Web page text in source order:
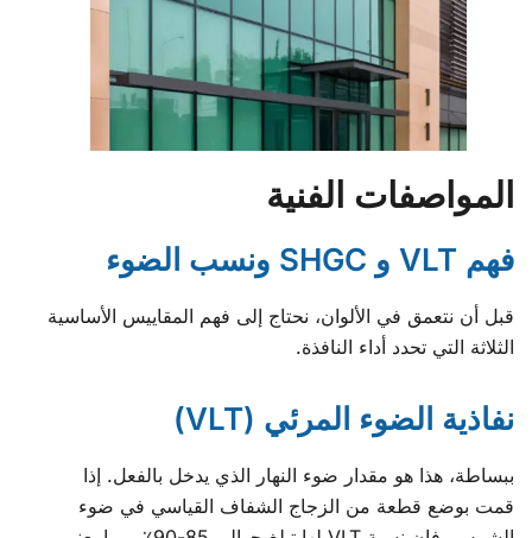
المواصفات الفنية
فهم VLT و SHGC ونسب الضوء
قبل أن نتعمق في الألوان، نحتاج إلى فهم المقاييس الأساسية
الثلاثة التي تحدد أداء النافذة.
نفاذية الضوء المرئي (VLT)
ببساطة، هذا هو مقدار ضوء النهار الذي يدخل بالفعل. إذا
قمت بوضع قطعة من الزجاج الشفاف القياسي في ضوء